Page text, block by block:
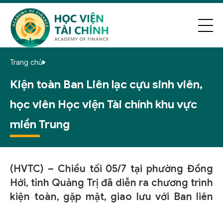
Trang chủ
Kiện toàn Ban Liên lạc cựu sinh viên,
học viên Học viện Tài chính khu vực
miền Trung
(HVTC) – Chiều tối 05/7 tại phường Đồng
Hới, tỉnh Quảng Trị đã diễn ra chương trình
kiện toàn, gặp mặt, giao lưu với Ban liên